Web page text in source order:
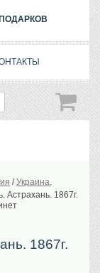
/Украина,
Астрахань. 1867г.
1867г.